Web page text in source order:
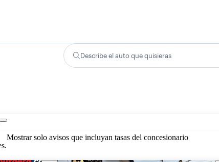
Describe el auto que quisieras
Mostrar solo avisos que incluyan tasas del concesionario